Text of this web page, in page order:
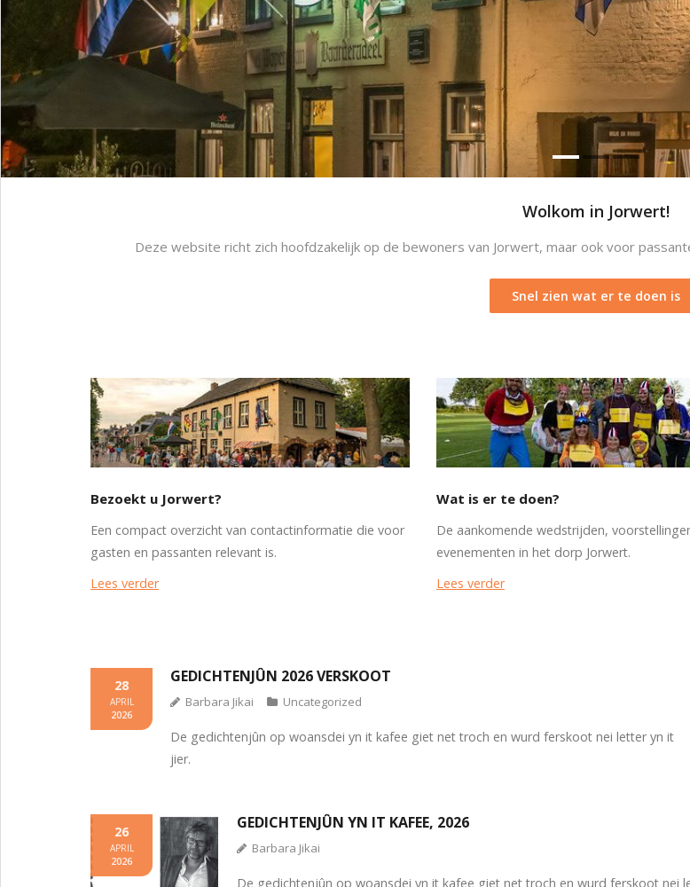
Wolkom in Jorwert!
Deze website richt zich hoofdzakelijk op de bewoners van Jorwert, maar ook voor
Snel zien wat er te doen is
Bezoekt u Jorwert?
Een compact overzicht van contactinformatie die voor
gasten en passanten relevant is.
Lees verder
Wat is er te doen?
De aankomende wedstrijden,
evenementen in het dorp Jorwert.
Lees verder
GEDICHTENJÛN 2026 VERSKOOT
28
APRIL
2026
Barbara Jikai Uncategorized
De gedichtenjûn op woansdei yn it kafee giet net troch en wurd ferskoot nei letter yn it
jier.
GEDICHTENJÛN YN IT KAFEE, 2026
26
APRIL
2026
Barbara Jikai
De gedichtenjûn op woansdei yn it kafee giet net troch en wurd ferskoot nei